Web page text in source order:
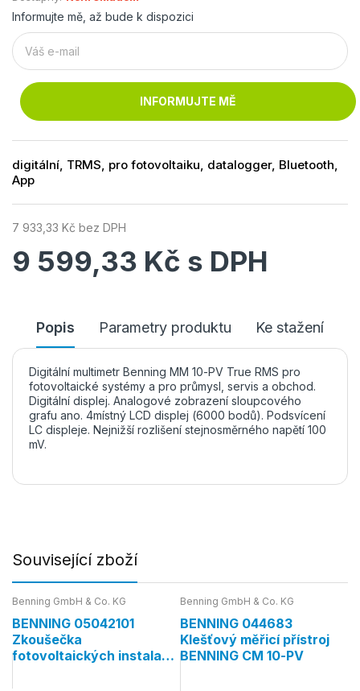
Informujte mě, až bude k dispozici
INFORMUJTE MĚ
digitální, TRMS, pro fotovoltaiku, datalogger, Bluetooth,
App
7 933,33 Kč bez DPH
9 599,33 Kč s DPH
Popis Parametry produktu Ke stažení
Digitální multimetr Benning MM 10-PV True RMS pro
fotovoltaické systémy a pro průmysl, servis a obchod.
Digitální displej. Analogové zobrazení sloupcového
grafu ano. 4místný LCD displej (6000 bodů). Podsvícení
LC displeje. Nejnižší rozlišení stejnosměrného napětí 100
mV.
Související zboží
Benning GmbH & Co. KG
BENNING 05042101
Zkoušečka
fotovoltaických instalací
Benning GmbH & Co. KG
BENNING 044683
Klešťový měřicí přístroj
BENNING CM 10-PV